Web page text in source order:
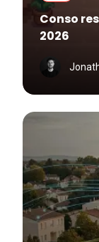
Conso
2026